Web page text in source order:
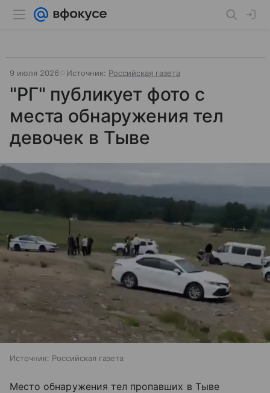
9 июля 2026 Источник: Российская газета
"РГ" публикует фото с
места обнаружения тел
девочек в Тыве
Источник: Российская газета
Место обнаружения тел пропавших в Тыве